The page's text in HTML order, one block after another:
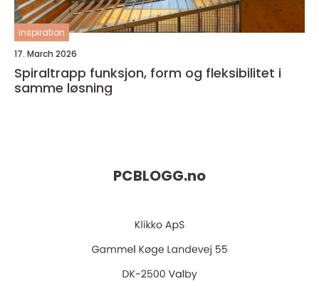
inspiration
17. March 2026
Spiraltrapp funksjon, form og fleksibilitet i
samme løsning
PCBLOGG.no